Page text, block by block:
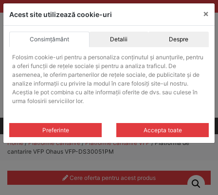
Skip
to
ACHIZITII PUBLICE
Produsele pot fi achizitionate si in sistemul SEAP / SICAP
Products
search
CAUTARE
Toate produsele
Home/Platforme cantarire/Platforme cantarire VFP/ Platforma de
cantarire VFP Ohaus VFP-DS30051PM
Cere oferta pentru acest produs
Acest site utilizează cookie-uri ×
Consimțământ Detalii Despre
Folosim cookie-uri pentru a personaliza conținutul și anunțurile, pentru
a oferi funcții de rețele sociale și pentru a analiza traficul. De
asemenea, le oferim partenerilor de rețele sociale, de publicitate și de
analize informații cu privire la modul în care folosiți site-ul nostru.
Aceștia le pot combina cu alte informații oferite de dvs. sau culese în
urma folosirii serviciilor lor.
Preferinte Accepta toate